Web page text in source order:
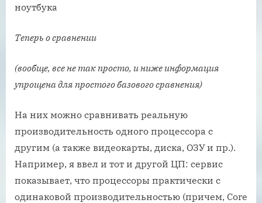
ноутбука
Теперь о сравнении
(вообще, все не так просто, и ниже информация
упрощена для простого базового сравнения)
На них можно сравнивать реальную
производительность одного процессора с
другим (а также видеокарты, диска, ОЗУ и пр.).
Например, я ввел и тот и другой ЦП: сервис
показывает, что процессоры практически с
одинаковой производительностью (причем, Core